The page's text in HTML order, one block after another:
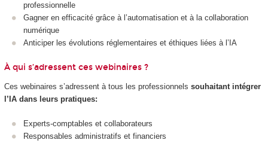
professionnelle
Gagner en efficacité grâce à l’automatisation et à la collaboration
numérique
Anticiper les évolutions réglementaires et éthiques liées à l’IA
À qui s’adressent ces webinaires ?
Ces webinaires s’adressent à tous les professionnels souhaitant intégrer
l’IA dans leurs pratiques:
Experts-comptables et collaborateurs
Responsables administratifs et financiers